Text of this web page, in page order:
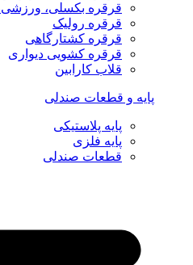
قرقره بکسلی،
قرقره رولیک
قرقره کشتارگاهی
قرقره کشویی دیواری
قلاب کارابین
پایه و قطعات صندلی
پایه پلاستیکی
پایه فلزی
قطعات صندلی